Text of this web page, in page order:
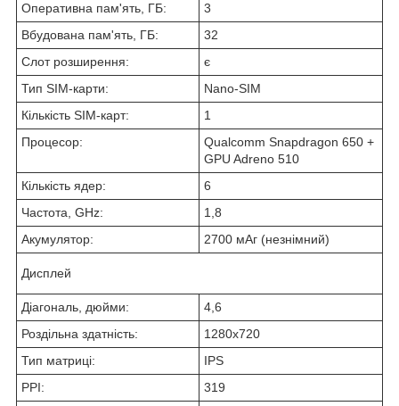
Оперативна пам'ять, ГБ:
3
Вбудована пам'ять, ГБ:
32
Слот розширення:
є
Тип SIM-карти:
Nano-SIM
Кількість SIM-карт:
1
Процесор:
Qualcomm Snapdragon 650 +
GPU Adreno 510
Кількість ядер:
6
Частота, GHz:
1,8
Акумулятор:
2700 мАг (незнімний)
Дисплей
Діагональ, дюйми:
4,6
Роздільна здатність:
1280x720
Тип матриці:
IPS
PPI:
319